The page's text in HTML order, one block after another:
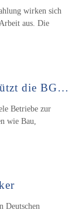
wirken sich
aus. Die
die BG…
Betriebe zur
wie Bau,
Deutschen